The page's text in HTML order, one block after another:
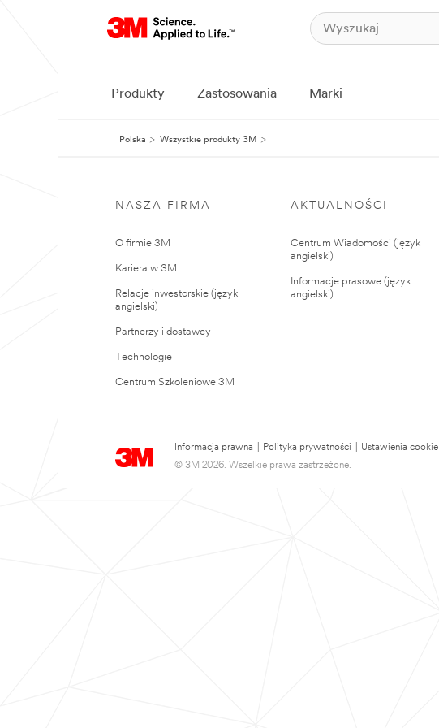
Produkty Zastosowania Marki
Polska Wszystkie produkty 3M
NASZA FIRMA
O firmie 3M
Kariera w 3M
Relacje inwestorskie (język
angielski)
Partnerzy i dostawcy
Technologie
Centrum Szkoleniowe 3M
AKTUALNOŚCI
Centrum Wiadomości (język
angielski)
Informacje prasowe (język
angielski)
Informacja prawna Polityka prywatności
Ustawienia cookie
© 3M 2026. Wszelkie prawa zastrzeżone.